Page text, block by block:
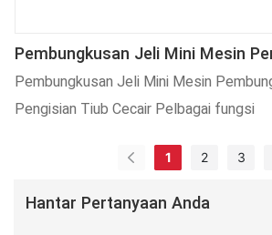
Hantar Pertanyaan Anda
Pembungkusan Jeli Mini Mesin
Lolly Pengisian Tiub Cecair
Pembungkusan Jeli Mini Mesin
Pengisian Tiub Cecair Pelbagai fungsi
1 2 3